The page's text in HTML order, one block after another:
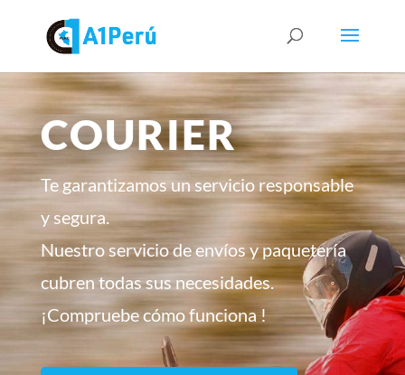
COURIER
Te garantizamos un servicio responsable
y segura.
Nuestro servicio de envíos y paquetería
cubren todas sus necesidades.
¡Compruebe cómo funciona !